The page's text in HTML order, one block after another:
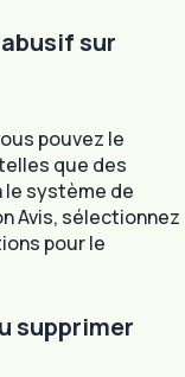
sur
pouvez le
que des
le système de
Avis, sélectionnez
pour le
supprimer